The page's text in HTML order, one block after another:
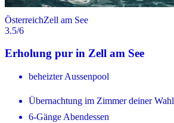
ÖsterreichZell am See
3.5/6
Erholung pur in Zell am See
beheizter Aussenpool
Übernachtung im Zimmer deiner Wahl
6-Gänge Abendessen